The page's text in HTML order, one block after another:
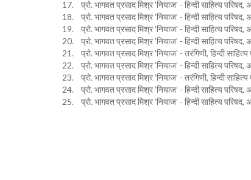
17. प्रो. भागवत प्रसाद मिश्र ’नियाज’ - हिन्दी साहित्य
18. प्रो. भागवत प्रसाद मिश्र ’नियाज’ - हिन्दी साहित्य
19. प्रो. भागवत प्रसाद मिश्र ’नियाज’ - हिन्दी साहित्य
20. प्रो. भागवत प्रसाद मिश्र ’नियाज’ - हिन्दी साहित्य
21. प्रो. भागवत प्रसाद मिश्र ’नियाज’ - तरंगिणी, हिन्दी
22. प्रो. भागवत प्रसाद मिश्र ’नियाज’ - हिन्दी साहित्य
23. प्रो. भागवत प्रसाद मिश्र ’नियाज’ - तरंगिणी, हिन्दी
24. प्रो. भागवत प्रसाद मिश्र ’नियाज’ - हिन्दी साहित्य
25. प्रो. भागवत प्रसाद मिश्र ’नियाज’ - हिन्दी साहित्य